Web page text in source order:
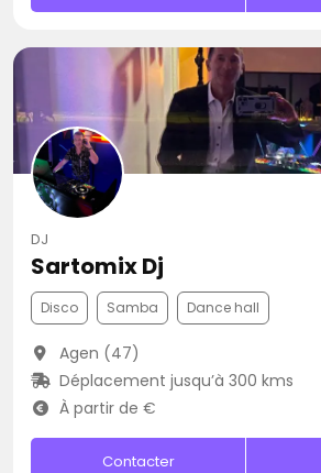
DJ
Sartomix Dj
Disco Samba Dance hall
Agen (47)
Déplacement jusqu’à 300 kms
À partir de €
Contacter